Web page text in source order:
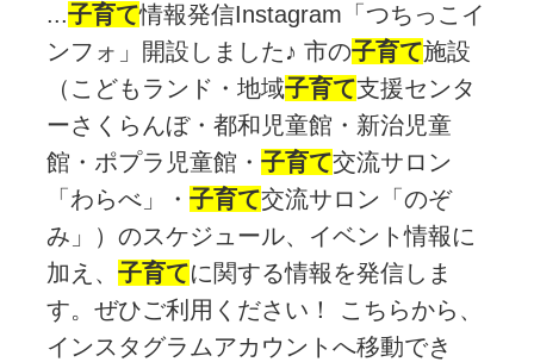
...子育て情報発信Instagram「つちっこイ
ンフォ」開設しました♪ 市の子育て施設
（こどもランド・地域子育て支援センタ
ーさくらんぼ・都和児童館・新治児童
館・ポプラ児童館・ 子育て交流サロン
「わらべ」・ 子育て交流サロン「のぞ
み」）のスケジュール、イベント情報に
加え、 子育てに関する情報を発信しま
す。ぜひご利用ください！ こちらから、
インスタグラムアカウントへ移動でき